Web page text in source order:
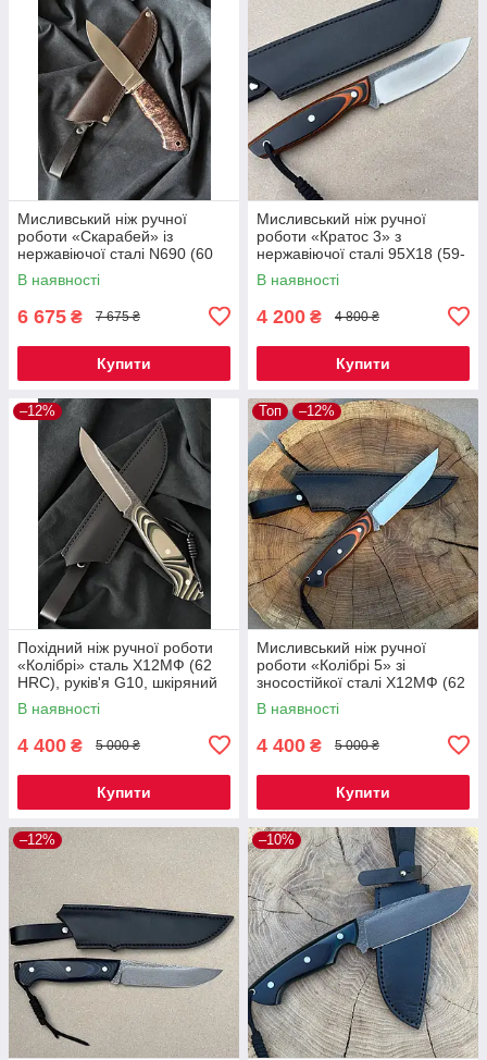
Мисливський ніж ручної
роботи «Скарабей» із
нержавіючої сталі N690 (60
HRC), руківʼя зі стабілізованої
деревини, шкіряний чохол
В наявності
6 675 ₴ 7 675 ₴
Купити
Мисливський ніж ручної
роботи «Кратос 3» з
нержавіючої сталі 95Х18 (59-
60 HRC), руків'я G10,
шкіряний чохол
В наявності
4 200 ₴ 4 800 ₴
Купити
–12%
Похідний ніж ручної роботи
«Колібрі» сталь Х12МФ (62
HRC), руків'я G10, шкіряний
чохол
В наявності
4 400 ₴ 5 000 ₴
Купити
Топ –12%
Мисливський ніж ручної
роботи «Колібрі 5» зі
зносостійкої сталі Х12МФ (62
HRC), руків'я мікарта, чохол
шкіра
В наявності
4 400 ₴ 5 000 ₴
Купити
–12% –10%